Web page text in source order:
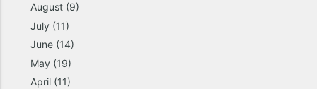
August (9)
July (11)
June (14)
May (19)
April (11)